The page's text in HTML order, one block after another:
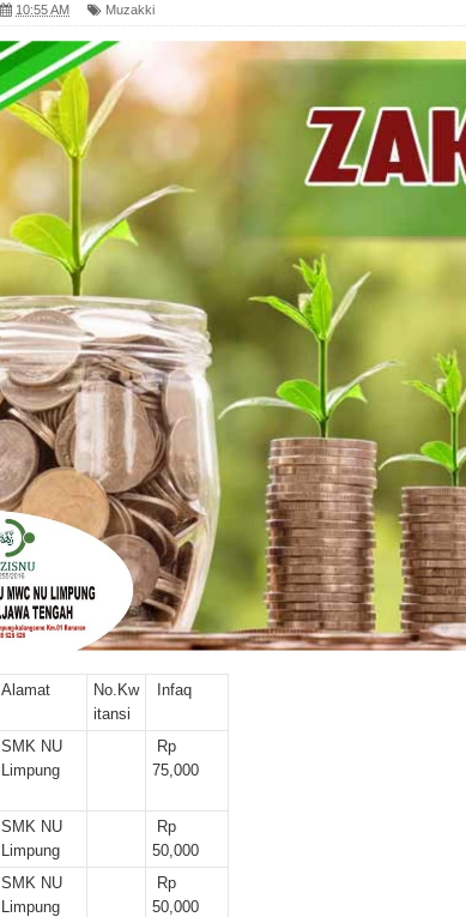
Laporan Koin Nu Sempu Oktober II 2025
Laporan Koin Nu Rowosari Oktober II 2025
Laporan Koin Nu Pungangan Oktober II 2025
Laporan Koin Nu Plumbon Oktober II 2025
Laporan Koin Nu Ngaliyan Oktober II 2025
Laporan Koin Nu Lobang Oktober II 2025
Laporan Koin Nu Limpung Oktober II 2025
Laporan Koin Nu Kepuh Oktober II 2025
Laporan Koin Nu Kalisalak Oktober II 2025
Laporan Koin Nu Donorejo Oktober II 2025
Laporan Koin Nu Dlisen Oktober II 2025
Laporan Koin Nu Babadan Oktober II 2025
Laporan Koin Nu Amongrogo Oktober II 2025
Laporan Koin Nu Wonokerso Oktober I 2025
Laporan Koin Nu Tembok Oktober I 2025
DATABASE ANSOR KEC. LIMPUNG
10:55 AM Muzakki
Alamat
No.Kw
itansi
Infaq
SMK NU
Limpung
Rp
75,000
SMK NU
Limpung
Rp
50,000
SMK NU
Limpung
Rp
50,000